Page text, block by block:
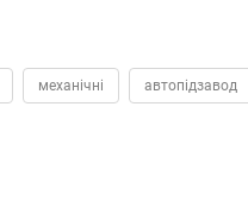
механічні автопідзавод